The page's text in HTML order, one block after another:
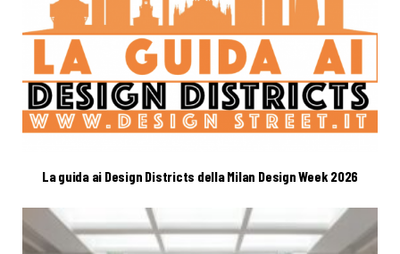
La guida ai Design Districts della Milan Design Week 2026